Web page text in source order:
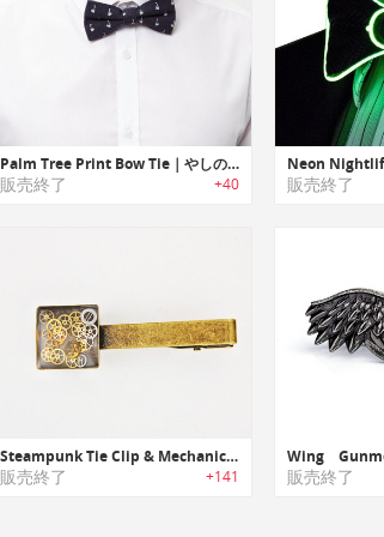
Palm Tree Print Bow Tie｜やしの木プリント蝶ネクタイ
販売終了 +40 販売終了
Steampunk Tie Clip & Mechanical cuff links｜スチームパンクタイクリップ/機械仕掛けのカフリンクス
販売終了 +141 販売終了